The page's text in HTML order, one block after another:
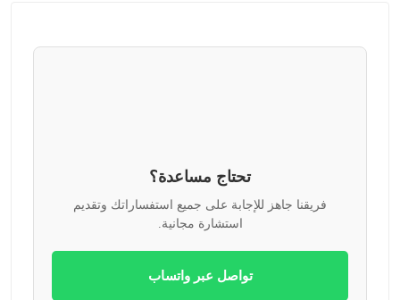
تحتاج مساعدة؟
فريقنا جاهز للإجابة على جميع استفساراتك وتقديم
استشارة مجانية.
تواصل عبر واتساب